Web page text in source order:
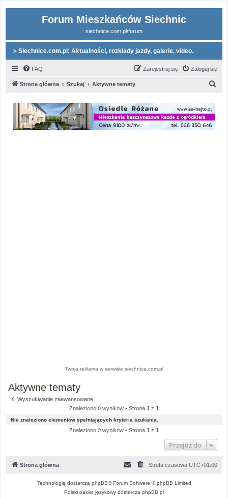
Forum Mieszkańców Siechnic
siechnice.com.pl/forum
Siechnice.com.pl: Aktualności, rozkłady jazdy, galerie, video.
FAQ Zaloguj się
Zarejestruj się
Strona główna Szukaj Aktywne tematy
Twoja reklama w serwisie siechnice.com.pl
Aktywne tematy
Wyszukiwanie zaawansowane
Znaleziono 0 wyników • Strona 1 z 1
Nie znaleziono elementów spełniających kryteria szukania.
Znaleziono 0 wyników • Strona 1 z 1
Przejdź do
Strona główna Strefa czasowa UTC+01:00
Technologię dostarcza phpBB® Forum Software © phpBB Limited
Polski pakiet językowy dostarcza phpBB.pl